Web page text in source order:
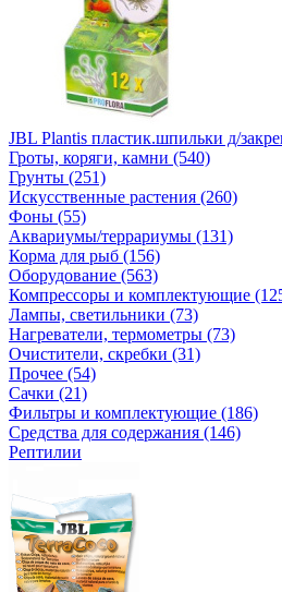
JBL Plantis пластик.шпильки д/
Гроты, коряги, камни (540)
Грунты (251)
Искусственные растения (260)
Фоны (55)
Аквариумы/террариумы (131)
Корма для рыб (156)
Оборудование (563)
Компрессоры и комплектующие
Лампы, светильники (73)
Нагреватели, термометры (73)
Очистители, скребки (31)
Прочее (54)
Сачки (21)
Фильтры и комплектующие (186)
Средства для содержания (146)
Рептилии